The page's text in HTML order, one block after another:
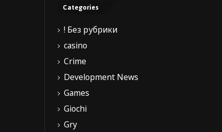
Categories
! Без рубрики
casino
Crime
Development News
Games
Giochi
Gry